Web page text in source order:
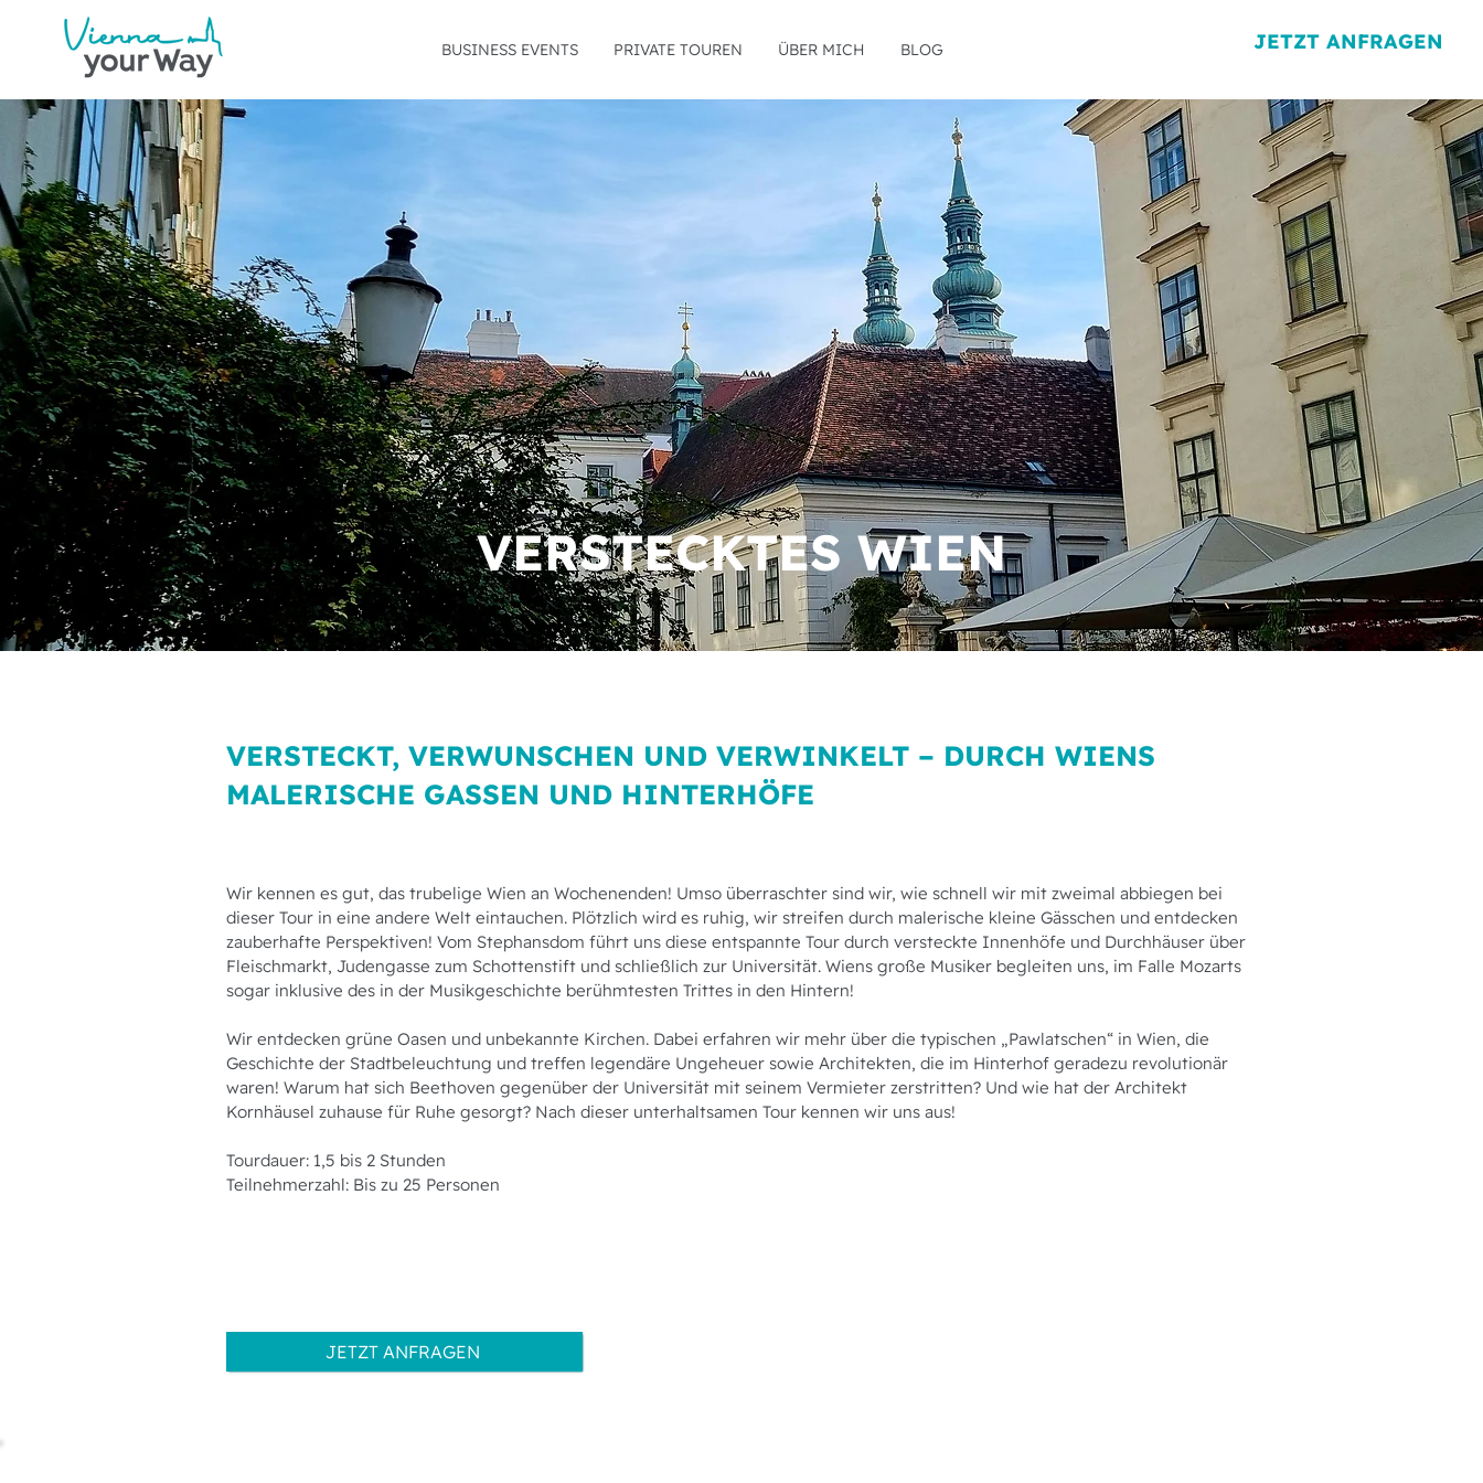
BUSINESS EVENTS PRIVATE TOUREN ÜBER MICH BLOG JETZT ANFRAGEN
VERSTECKTES WIEN
VERSTECKT, VERWUNSCHEN UND VERWINKELT – DURCH WIENS
MALERISCHE GASSEN UND HINTERHÖFE
Wir kennen es gut, das trubelige Wien an Wochenenden! Umso überraschter sind wir, wie schnell wir mit zweimal abbiegen bei
dieser Tour in eine andere Welt eintauchen. Plötzlich wird es ruhig, wir streifen durch malerische kleine Gässchen und entdecken
zauberhafte Perspektiven! Vom Stephansdom führt uns diese entspannte Tour durch versteckte Innenhöfe und Durchhäuser über
Fleischmarkt, Judengasse zum Schottenstift und schließlich zur Universität. Wiens große Musiker begleiten uns, im Falle Mozarts
sogar inklusive des in der Musikgeschichte berühmtesten Trittes in den Hintern!
Wir entdecken grüne Oasen und unbekannte Kirchen. Dabei erfahren wir mehr über die typischen „Pawlatschen“ in Wien, die
Geschichte der Stadtbeleuchtung und treffen legendäre Ungeheuer sowie Architekten, die im Hinterhof geradezu revolutionär
waren! Warum hat sich Beethoven gegenüber der Universität mit seinem Vermieter zerstritten? Und wie hat der Architekt
Kornhäusel zuhause für Ruhe gesorgt? Nach dieser unterhaltsamen Tour kennen wir uns aus!
Tourdauer: 1,5 bis 2 Stunden
Teilnehmerzahl: Bis zu 25 Personen
JETZT ANFRAGEN